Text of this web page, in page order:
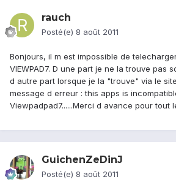
rauch
Posté(e) 8 août 2011
Bonjours, il m est impossible de
VIEWPAD7. D une part je ne la trouve pas
d autre part lorsque je la "trouve" via le
message d erreur : this apps is
Viewpadpad7......Merci d avance pour tout
GuichenZeDinJ
Posté(e) 8 août 2011